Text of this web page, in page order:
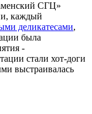
СГЦ»
каждый
деликатесами,
была
-
стали хот-доги
выстраивалась